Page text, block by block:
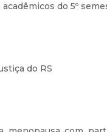
do 5º
do RS